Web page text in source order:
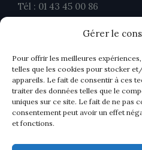
Gérer le
Pour offrir les meilleures
telles que les cookies pour stocker
appareils. Le fait de consentir à ces
traiter des données telles que le
uniques sur ce site. Le fait de ne pas
consentement peut avoir un effet
et fonctions.
Tél : 01 43 45 00 86
contact@ahavocats.fr